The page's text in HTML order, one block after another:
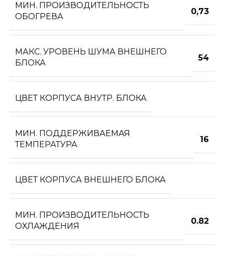
МИН. ПРОИЗВОДИТЕЛЬНОСТЬ
ОБОГРЕВА
0,73
МАКС. УРОВЕНЬ ШУМА ВНЕШНЕГО
БЛОКА
54
ЦВЕТ КОРПУСА ВНУТР. БЛОКА
МИН. ПОДДЕРЖИВАЕМАЯ
ТЕМПЕРАТУРА
16
ЦВЕТ КОРПУСА ВНЕШНЕГО БЛОКА
МИН. ПРОИЗВОДИТЕЛЬНОСТЬ
ОХЛАЖДЕНИЯ
0.82